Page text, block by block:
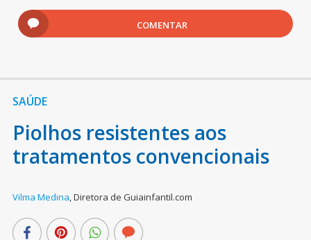
COMENTAR
SAÚDE
Piolhos resistentes aos
tratamentos convencionais
Vilma Medina,Diretora de Guiainfantil.com